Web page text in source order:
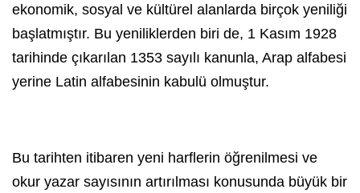
ekonomik, sosyal ve kültürel alanlarda birçok yeniliği
başlatmıştır. Bu yeniliklerden biri de, 1 Kasım 1928
tarihinde çıkarılan 1353 sayılı kanunla, Arap alfabesi
yerine Latin alfabesinin kabulü olmuştur.
Bu tarihten itibaren yeni harflerin öğrenilmesi ve
okur yazar sayısının artırılması konusunda büyük bir